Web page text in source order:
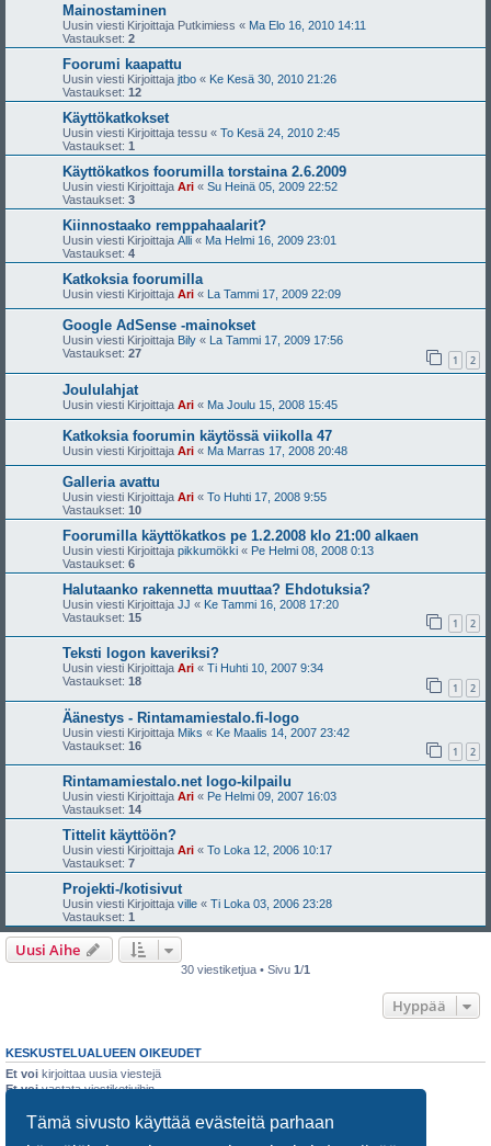
Tämä sivusto käyttää evästeitä parhaan
Mainostaminen
Uusin viesti Kirjoittaja Putkimiess « Ma Elo 16, 2010 14:11
Vastaukset: 2
Foorumi kaapattu
Uusin viesti Kirjoittaja jtbo « Ke Kesä 30, 2010 21:26
Vastaukset: 12
Käyttökatkokset
Uusin viesti Kirjoittaja tessu « To Kesä 24, 2010 2:45
Vastaukset: 1
Käyttökatkos foorumilla torstaina 2.6.2009
Uusin viesti Kirjoittaja Ari « Su Heinä 05, 2009 22:52
Vastaukset: 3
Kiinnostaako remppahaalarit?
Uusin viesti Kirjoittaja Alli « Ma Helmi 16, 2009 23:01
Vastaukset: 4
Katkoksia foorumilla
Uusin viesti Kirjoittaja Ari « La Tammi 17, 2009 22:09
Google AdSense -mainokset
Uusin viesti Kirjoittaja Bily « La Tammi 17, 2009 17:56
Vastaukset: 27 1 2
Joululahjat
Uusin viesti Kirjoittaja Ari « Ma Joulu 15, 2008 15:45
Katkoksia foorumin käytössä viikolla 47
Uusin viesti Kirjoittaja Ari « Ma Marras 17, 2008 20:48
Galleria avattu
Uusin viesti Kirjoittaja Ari « To Huhti 17, 2008 9:55
Vastaukset: 10
Foorumilla käyttökatkos pe 1.2.2008 klo 21:00 alkaen
Uusin viesti Kirjoittaja pikkumökki « Pe Helmi 08, 2008 0:13
Vastaukset: 6
Halutaanko rakennetta muuttaa? Ehdotuksia?
Uusin viesti Kirjoittaja JJ « Ke Tammi 16, 2008 17:20
Vastaukset: 15 1 2
Teksti logon kaveriksi?
Uusin viesti Kirjoittaja Ari « Ti Huhti 10, 2007 9:34
Vastaukset: 18 1 2
Äänestys - Rintamamiestalo.fi-logo
Uusin viesti Kirjoittaja Miks « Ke Maalis 14, 2007 23:42
Vastaukset: 16 1 2
Rintamamiestalo.net logo-kilpailu
Uusin viesti Kirjoittaja Ari « Pe Helmi 09, 2007 16:03
Vastaukset: 14
Tittelit käyttöön?
Uusin viesti Kirjoittaja Ari « To Loka 12, 2006 10:17
Vastaukset: 7
Projekti-/kotisivut
Uusin viesti Kirjoittaja ville « Ti Loka 03, 2006 23:28
Vastaukset: 1
Uusi Aihe
30 viestiketjua • Sivu 1/1
Hyppää
KESKUSTELUALUEEN OIKEUDET
Et voi kirjoittaa uusia viestejä
Et voivastata viestiketjuihin
Et voipoistaa omia viestejäsi